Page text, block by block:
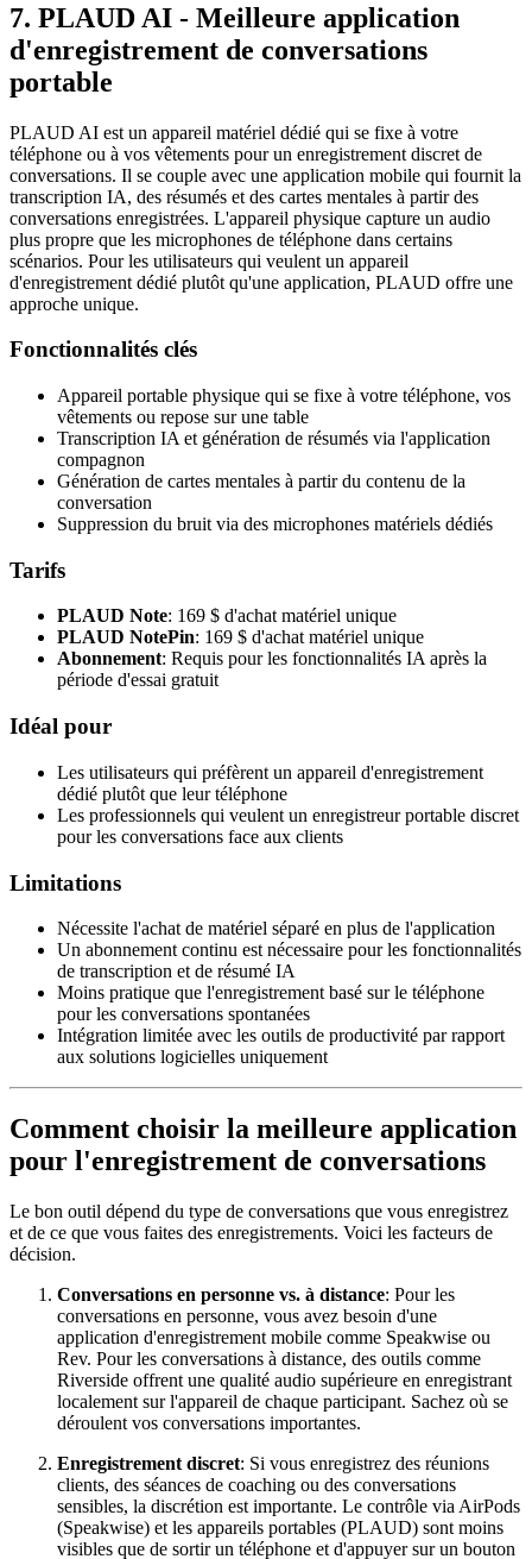
7. PLAUD AI - Meilleure application
d'enregistrement de conversations
portable
PLAUD AI est un appareil matériel dédié qui se fixe à votre
téléphone ou à vos vêtements pour un enregistrement discret de
conversations. Il se couple avec une application mobile qui fournit la
transcription IA, des résumés et des cartes mentales à partir des
conversations enregistrées. L'appareil physique capture un audio
plus propre que les microphones de téléphone dans certains
scénarios. Pour les utilisateurs qui veulent un appareil
d'enregistrement dédié plutôt qu'une application, PLAUD offre une
approche unique.
Fonctionnalités clés
Appareil portable physique qui se fixe à votre téléphone, vos
vêtements ou repose sur une table
Transcription IA et génération de résumés via l'application
compagnon
Génération de cartes mentales à partir du contenu de la
conversation
Suppression du bruit via des microphones matériels dédiés
Tarifs
PLAUD Note: 169 $ d'achat matériel unique
PLAUD NotePin: 169 $ d'achat matériel unique
Abonnement: Requis pour les fonctionnalités IA après la
période d'essai gratuit
Idéal pour
Les utilisateurs qui préfèrent un appareil d'enregistrement
dédié plutôt que leur téléphone
Les professionnels qui veulent un enregistreur portable discret
pour les conversations face aux clients
Limitations
Nécessite l'achat de matériel séparé en plus de l'application
Un abonnement continu est nécessaire pour les fonctionnalités
de transcription et de résumé IA
Moins pratique que l'enregistrement basé sur le téléphone
pour les conversations spontanées
Intégration limitée avec les outils de productivité par rapport
aux solutions logicielles uniquement
Comment choisir la meilleure application
pour l'enregistrement de conversations
Le bon outil dépend du type de conversations que vous enregistrez
et de ce que vous faites des enregistrements. Voici les facteurs de
décision.
Conversations en personne vs. à distance: Pour les
conversations en personne, vous avez besoin d'une
application d'enregistrement mobile comme Speakwise ou
Rev. Pour les conversations à distance, des outils comme
Riverside offrent une qualité audio supérieure en enregistrant
localement sur l'appareil de chaque participant. Sachez où se
déroulent vos conversations importantes.
Enregistrement discret: Si vous enregistrez des réunions
clients, des séances de coaching ou des conversations
sensibles, la discrétion est importante. Le contrôle via AirPods
(Speakwise) et les appareils portables (PLAUD) sont moins
visibles que de sortir un téléphone et d'appuyer sur un bouton